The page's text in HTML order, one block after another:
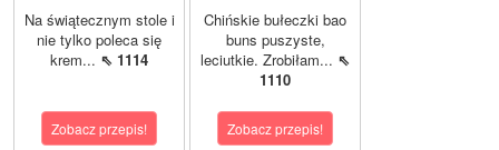
Na świątecznym stole i
nie tylko poleca się
krem... ⇖ 1114
Zobacz przepis!
Chińskie bułeczki bao
buns puszyste,
leciutkie. Zrobiłam... ⇖
1110
Zobacz przepis!